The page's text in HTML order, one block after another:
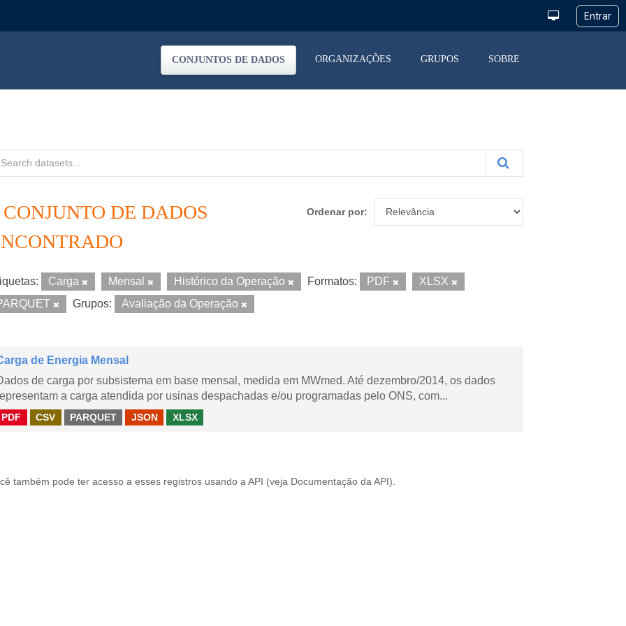
CONJUNTOS DE DADOS ORGANIZAÇÕES GRUPOS SOBRE
Ordenar por
CONJUNTO DE DADOS
Carga Mensal Histórico da Operação Formatos: PDF
XLSX
Grupos: Avaliação da Operação
de Energia Mensal
de carga por subsistema em base mensal, medida em MWmed. Até dezembro/2014, os dados
a carga atendida por usinas despachadas e/ou programadas pelo ONS, com...
PDF CSV PARQUET JSON XLSX
também pode ter acesso a esses registros usando a API (veja Documentação da API ).